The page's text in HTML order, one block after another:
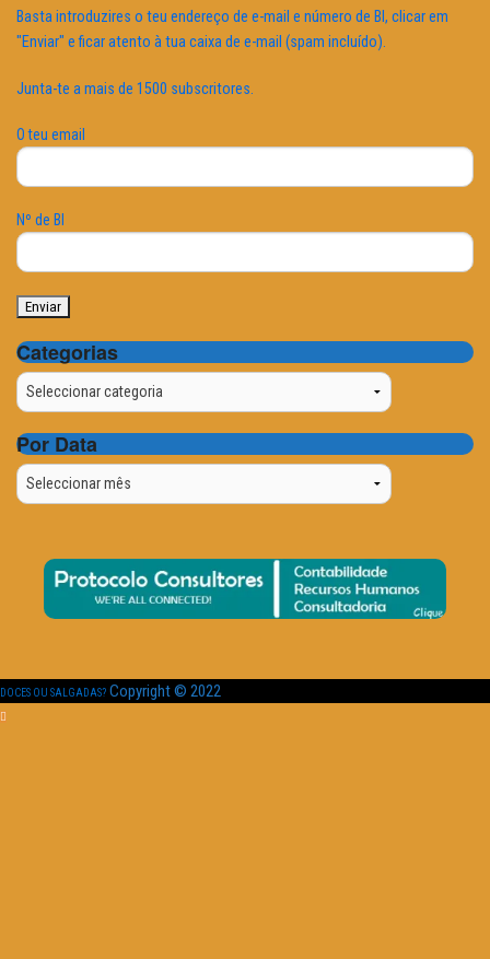
Basta introduzires o teu endereço de e-mail e número de BI, clicar em
"Enviar" e ficar atento à tua caixa de e-mail (spam incluído).
Junta-te a mais de 1500 subscritores.
O teu email
Nº de BI
Categorias
Categorias
Por Data
Por
Data
DOCES OU SALGADAS? Copyright © 2022